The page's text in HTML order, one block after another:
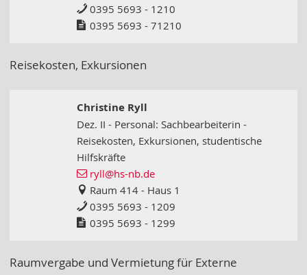
0395 5693 - 1210
0395 5693 - 71210
Reisekosten, Exkursionen
Christine Ryll
Dez. II - Personal: Sachbearbeiterin -
Reisekosten, Exkursionen, studentische
Hilfskräfte
ryll@hs-nb.de
Raum 414 - Haus 1
0395 5693 - 1209
0395 5693 - 1299
Raumvergabe und Vermietung für Externe